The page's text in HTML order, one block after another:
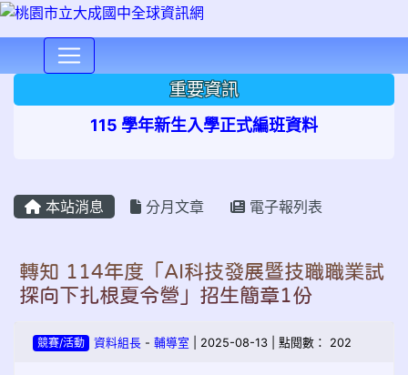
重要資訊
115 學年新生入學正式編班資料
本站消息 分月文章 電子報列表
轉知 114年度「AI科技發展暨技職職業試
探向下扎根夏令營」招生簡章1份
競賽/活動 資料組長- 輔導室 | 2025-08-13 | 點閱數： 202